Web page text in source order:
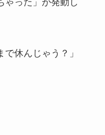
ゃった」が発動し
で休んじゃう？」